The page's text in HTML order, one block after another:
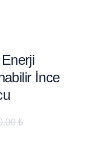
İnce
₺